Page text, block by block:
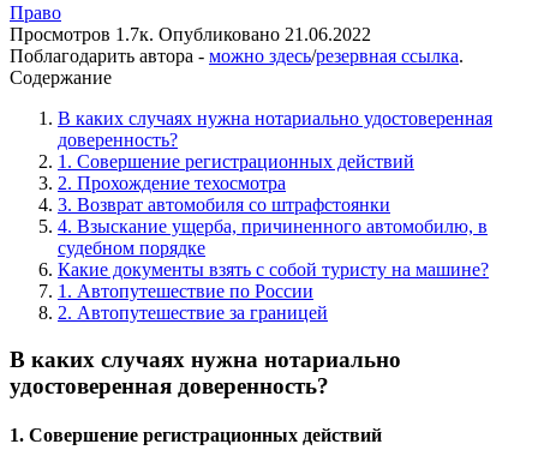
Право
Просмотров 1.7к. Опубликовано 21.06.2022
Поблагодарить автора - можно здесь/резервная ссылка.
Содержание
В каких случаях нужна нотариально удостоверенная
доверенность?
1. Совершение регистрационных действий
2. Прохождение техосмотра
3. Возврат автомобиля со штрафстоянки
4. Взыскание ущерба, причиненного автомобилю, в
судебном порядке
Какие документы взять с собой туристу на машине?
1. Автопутешествие по России
2. Автопутешествие за границей
В каких случаях нужна нотариально
удостоверенная доверенность?
1. Совершение регистрационных действий